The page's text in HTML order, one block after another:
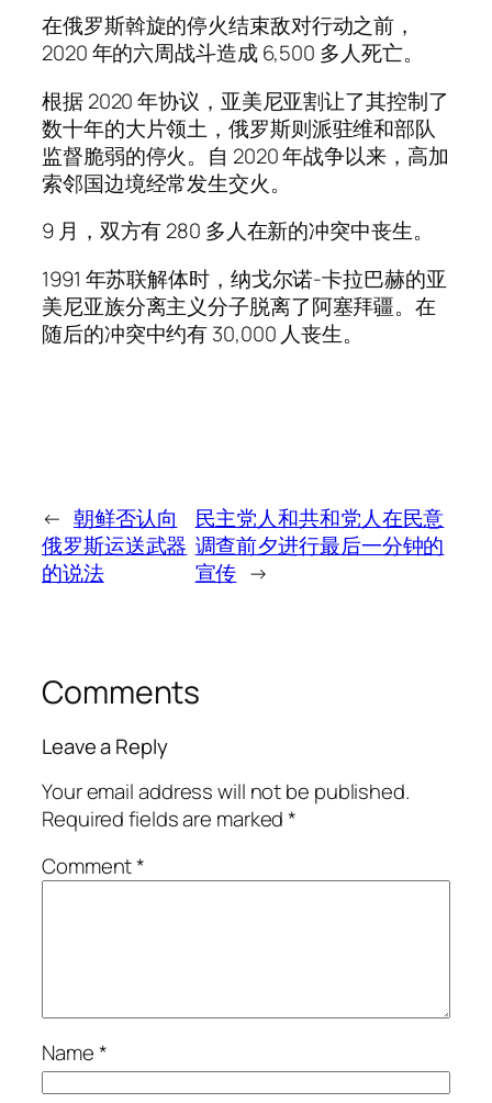
在俄罗斯斡旋的停火结束敌对行动之前，
2020 年的六周战斗造成 6,500 多人死亡。
根据 2020 年协议，亚美尼亚割让了其控制了
数十年的大片领土，俄罗斯则派驻维和部队
监督脆弱的停火。自 2020 年战争以来，高加
索邻国边境经常发生交火。
9 月，双方有 280 多人在新的冲突中丧生。
1991 年苏联解体时，纳戈尔诺-卡拉巴赫的亚
美尼亚族分离主义分子脱离了阿塞拜疆。在
随后的冲突中约有 30,000 人丧生。
← 朝鲜否认向
俄罗斯运送武器
的说法
民主党人和共和党人在民意
调查前夕进行最后一分钟的
宣传 →
Comments
Leave a Reply
Your email address will not be published.
Required fields are marked*
Comment*
Name*